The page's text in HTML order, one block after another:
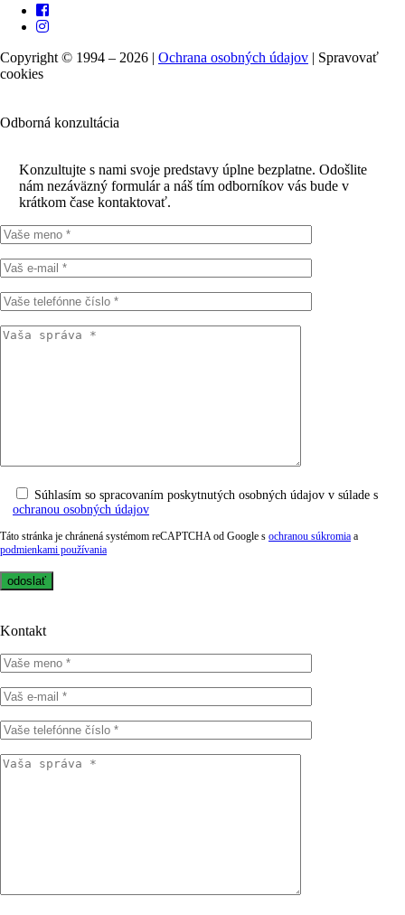
Copyright © 1994 – 2026 | Ochrana osobných údajov | Spravovať
cookies
Odborná konzultácia
Konzultujte s nami svoje predstavy úplne bezplatne. Odošlite
nám nezáväzný formulár a náš tím odborníkov vás bude v
krátkom čase kontaktovať.
Súhlasím so spracovaním poskytnutých osobných údajov v súlade s
ochranou osobných údajov
Táto stránka je chránená systémom reCAPTCHA od Google s ochranou súkromia a
podmienkami používania
Kontakt